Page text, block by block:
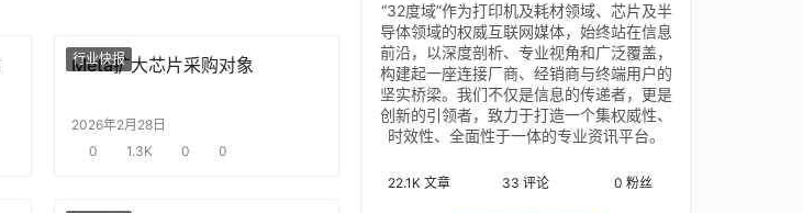
行业快报
Meta扩大芯片采购对象
2026年2月28日
0
1.3K 0 0
“32度域”作为打印机及耗材领域、芯片及半
导体领域的权威互联网媒体，始终站在信息
前沿，以深度剖析、专业视角和广泛覆盖，
构建起一座连接厂商、经销商与终端用户的
坚实桥梁。我们不仅是信息的传递者，更是
创新的引领者，致力于打造一个集权威性、
时效性、全面性于一体的专业资讯平台。
22.1K 文章 33 评论 0 粉丝